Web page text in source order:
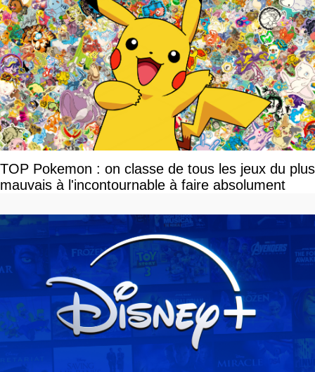
TOP Pokemon : on classe de tous les jeux du plus
mauvais à l'incontournable à faire absolument